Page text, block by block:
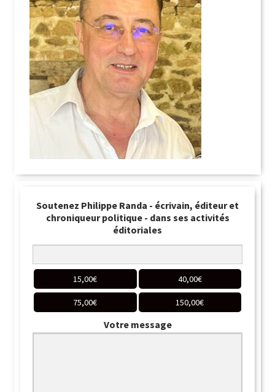
Soutenez Philippe Randa - écrivain, éditeur et
chroniqueur politique - dans ses activités
éditoriales
15,00€ 40,00€
75,00€ 150,00€
Votre message